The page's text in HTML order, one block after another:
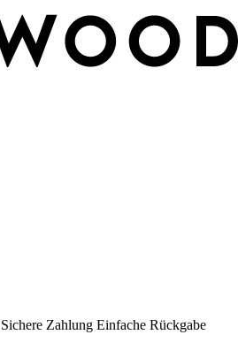
Sichere Zahlung Einfache Rückgabe